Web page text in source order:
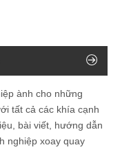
ành cho những
tất cả các khía cạnh
bài viết, hướng dẫn
nghiệp xoay quay